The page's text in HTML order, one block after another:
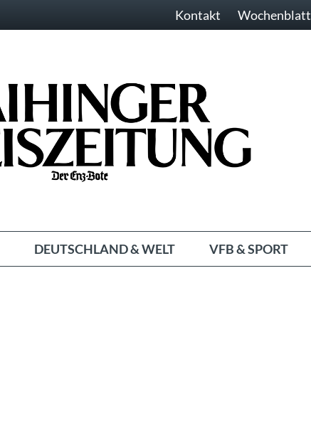
Kontakt Wochenblatt
DEUTSCHLAND & WELT VFB & SPORT